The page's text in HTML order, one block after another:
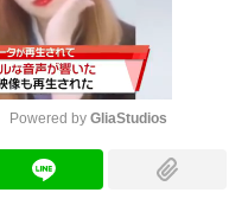
Powered by GliaStudios